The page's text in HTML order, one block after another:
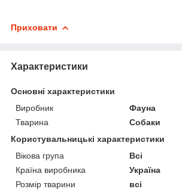
Приховати
Характеристики
Основні характеристики
Виробник
Фауна
Тварина
Собаки
Користувальницькі характеристики
Вікова група
Всі
Країна виробника
Україна
Розмір тварини
всі